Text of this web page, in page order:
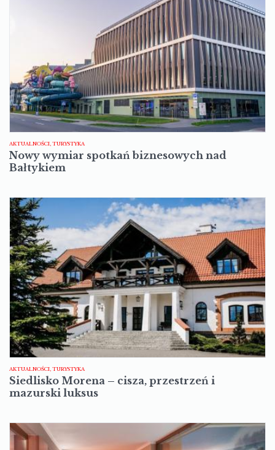
AKTUALNOŚCI, TURYSTYKA
Nowy wymiar spotkań biznesowych nad
Bałtykiem
AKTUALNOŚCI, TURYSTYKA
Siedlisko Morena – cisza, przestrzeń i
mazurski luksus